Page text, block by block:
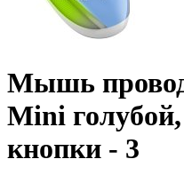
Мышь
Mini
кнопки - 3